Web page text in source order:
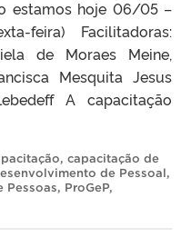
estamos hoje 06/05 –
feira) Facilitadoras:
de Moraes Meine,
Mesquita Jesus
A capacitação
, capacitação de
de Pessoal,
Pessoas, ProGeP,